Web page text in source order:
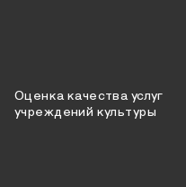
Оценка качества услуг
учреждений культуры